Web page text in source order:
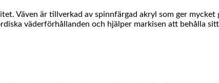
Väven är tillverkad av spinnfärgad akryl som ger
väderförhållanden och hjälper markisen att behålla